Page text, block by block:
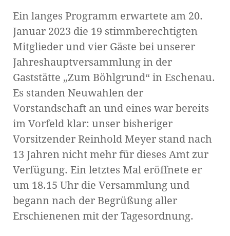
Ein langes Programm erwartete am 20.
Januar 2023 die 19 stimmberechtigten
Mitglieder und vier Gäste bei unserer
Jahreshauptversammlung in der
Gaststätte „Zum Böhlgrund“ in Eschenau.
Es standen Neuwahlen der
Vorstandschaft an und eines war bereits
im Vorfeld klar: unser bisheriger
Vorsitzender Reinhold Meyer stand nach
13 Jahren nicht mehr für dieses Amt zur
Verfügung. Ein letztes Mal eröffnete er
um 18.15 Uhr die Versammlung und
begann nach der Begrüßung aller
Erschienenen mit der Tagesordnung.